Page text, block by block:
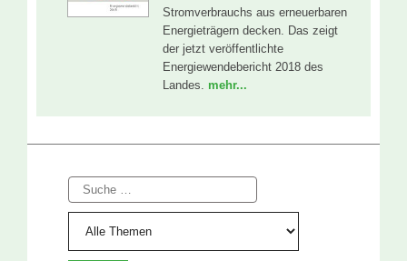
Stromverbrauchs aus erneuerbaren
Energieträgern decken. Das zeigt
der jetzt veröffentlichte
Energiewendebericht 2018 des
Landes. mehr...
Suche